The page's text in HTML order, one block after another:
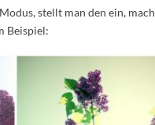
stellt man den ein,
Beispiel: